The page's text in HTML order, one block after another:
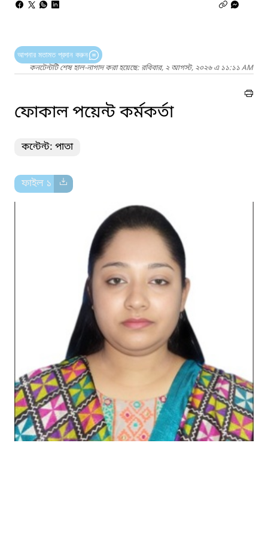
আপনার মতামত প্রদান করুন
কনটেন্টটি শেষ হাল-নাগাদ করা হয়েছে: রবিবার, ২ আগস্ট, ২০২৬ এ ১১:১১ AM
ফোকাল পয়েন্ট কর্মকর্তা
কন্টেন্ট: পাতা
ফাইল ১